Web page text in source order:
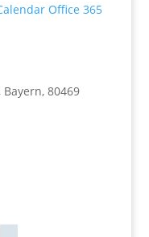
Office 365
80469